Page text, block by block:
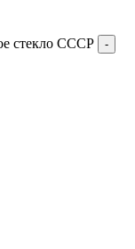
стекло СССР -